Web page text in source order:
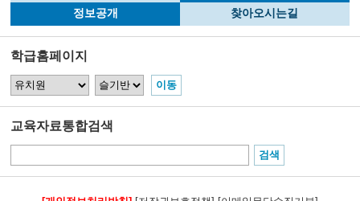
정보공개
찾아오시는길
학급홈페이지
교육자료통합검색